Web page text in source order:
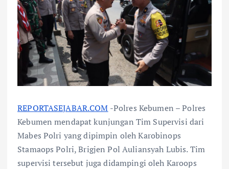
REPORTASEJABAR.COM -Polres Kebumen – Polres
Kebumen mendapat kunjungan Tim Supervisi dari
Mabes Polri yang dipimpin oleh Karobinops
Stamaops Polri, Brigjen Pol Auliansyah Lubis. Tim
supervisi tersebut juga didampingi oleh Karoops